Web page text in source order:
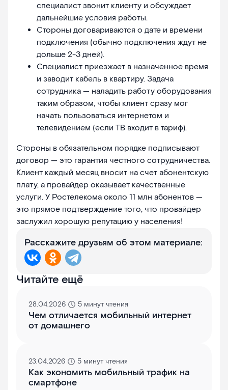
специалист звонит клиенту и обсуждает
дальнейшие условия работы.
Стороны договариваются о дате и времени
подключения (обычно подключения ждут не
дольше 2-3 дней).
Специалист приезжает в назначенное время
и заводит кабель в квартиру. Задача
сотрудника — наладить работу оборудования
таким образом, чтобы клиент сразу мог
начать пользоваться интернетом и
телевидением (если ТВ входит в тариф).
Стороны в обязательном порядке подписывают
договор — это гарантия честного сотрудничества.
Клиент каждый месяц вносит на счет абонентскую
плату, а провайдер оказывает качественные
услуги. У Ростелекома около 11 млн абонентов —
это прямое подтверждение того, что провайдер
заслужил хорошую репутацию у населения!
Расскажите друзьям об этом материале:
Читайте ещё
28.04.2026 5 минут чтения
Чем отличается мобильный интернет
от домашнего
23.04.2026 5 минут чтения
Как экономить мобильный трафик на
смартфоне